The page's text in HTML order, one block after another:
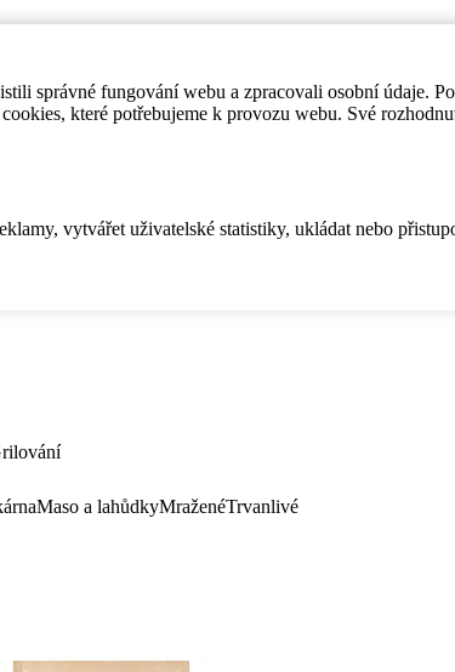
správné fungování webu a zpracovali osobní údaje.
které potřebujeme k provozu webu. Své
vytvářet uživatelské statistiky, ukládat nebo
Maso a lahůdkyMraženéTrvanlivé